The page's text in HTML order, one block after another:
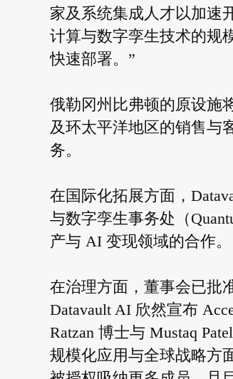
家及系统集成人才以加速
计算与数字孪生技术的规
快速部署。”
俄勒冈州比弗顿的原设施
及环太平洋地区的销售与
务。
在国际化拓展方面，
与数字孪生事务处（
产与 AI 变现领域的合作。
在治理方面，董事会已批
Datavault AI 欣然宣布
Ratzan 博士与 Mustaq
规模化应用与全球战略方